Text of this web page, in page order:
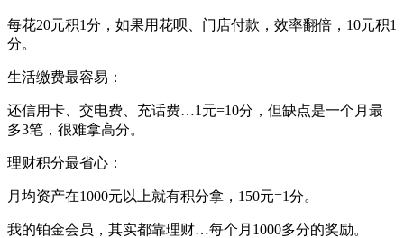
每花20元积1分，如果用花呗、门店付款，效率翻倍，10元积1
分。
生活缴费最容易：
还信用卡、交电费、充话费…1元=10分，但缺点是一个月最
多3笔，很难拿高分。
理财积分最省心：
月均资产在1000元以上就有积分拿，150元=1分。
我的铂金会员，其实都靠理财…每个月1000多分的奖励。